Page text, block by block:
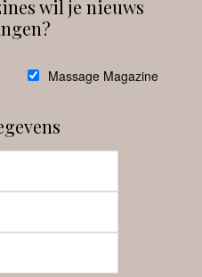
Pro.nl
wil je nieuws
Massage Magazine